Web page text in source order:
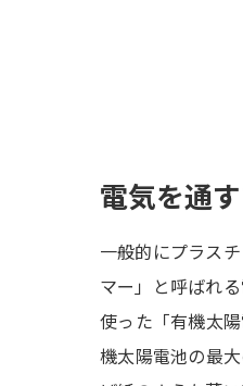
電気を通
一般的にプラス
マー」と呼ばれ
使った「有機太
機太陽電池の最